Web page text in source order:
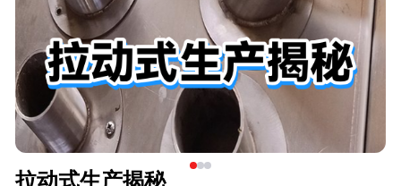
拉动式生产揭秘